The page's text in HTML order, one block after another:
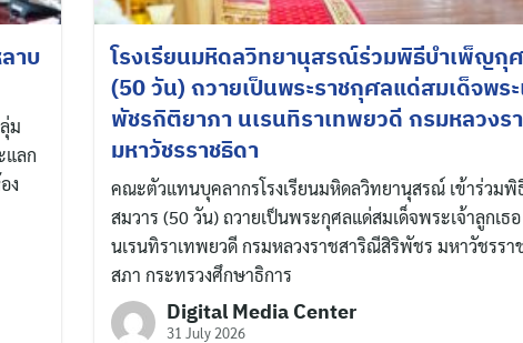
าบ
ม
แลก
ง
โรงเรียนมหิดลวิทยานุสรณ์ร่วมพิธีบำเพ็ญ
(50 วัน) ถวายเป็นพระราชกุศลแด่สมเด็จพระ
พัชรกิติยาภา นเรนทิราเทพยวดี กรมหลวง
มหาวัชรราชธิดา
คณะตัวแทนบุคลากรโรงเรียนมหิดลวิทยานุสรณ์ เข้าร่ว
สมวาร (50 วัน) ถวายเป็นพระกุศลแด่สมเด็จพระเจ้าลูกเธ
นเรนทิราเทพยวดี กรมหลวงราชสาริณีสิริพัชร มหาวัชรร
สภา กระทรวงศึกษาธิการ
Digital Media Center
31 July 2026